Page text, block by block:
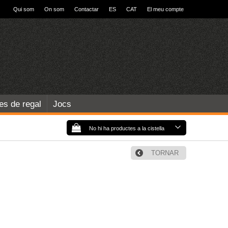
Qui som On som Contactar ES CAT El meu compte
de regal Jocs
No hi ha productes a la cistella
TORNAR